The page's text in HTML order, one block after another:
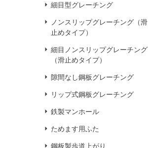
細目型グレーチング
ノンスリップグレーチング（滑
止めタイプ）
細目ノンスリップグレーチング
（滑止めタイプ）
隙間なし鋼板グレーチング
リップ式鋼板グレーチング
鉄製マンホール
ためます用ふた
鋼板製歩道上がり